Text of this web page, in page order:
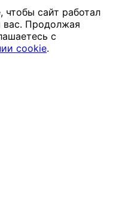
сайт работал
вас. Продолжая
с
cookie.